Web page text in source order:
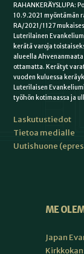
RAHANKERÄYSLUPA:
10.9.2021 myöntämän
RA/2021/1127
Luterilainen
kerätä varoja
alueella
ottamatta. Kerätyt
vuoden kuluessa
Luterilaisen
työhön kotimaassa ja
Laskutustiedot
Tietoa medialle
Uutishuone
ME
Japan